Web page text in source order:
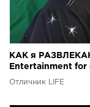
КАК я
Entertainment for
Отличник LIFE